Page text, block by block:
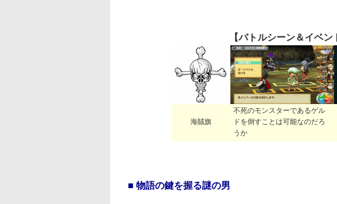
【バトルシーン＆イベン
海賊旗
不死のモンスターであるゲル
ドを倒すことは可能なのだろ
うか
■ 物語の鍵を握る謎の男